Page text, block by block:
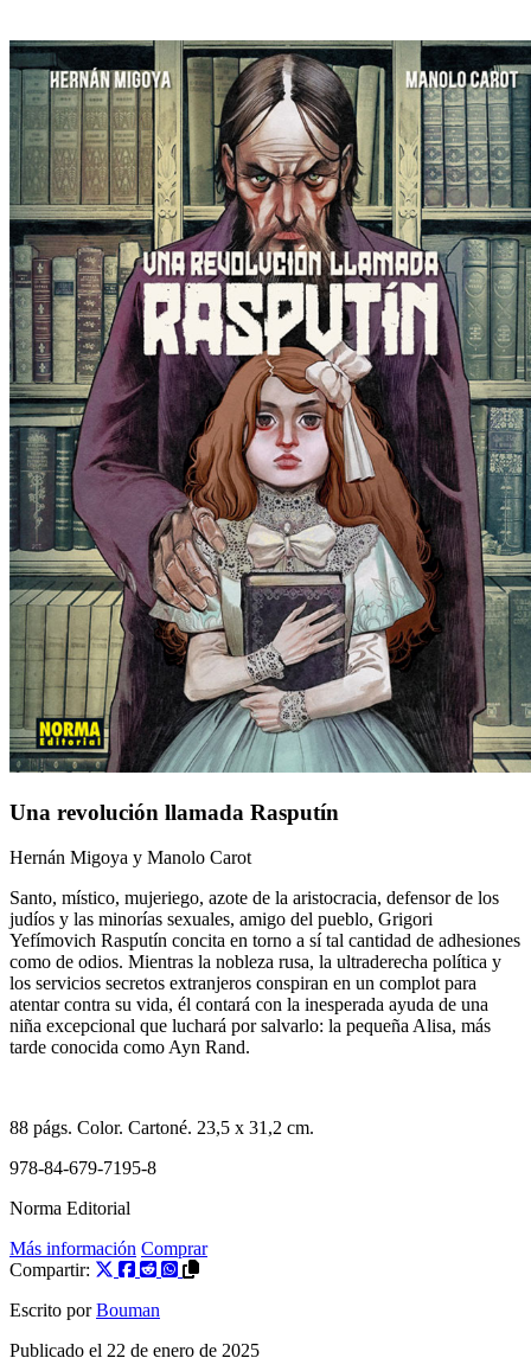
Una revolución llamada Rasputín
Hernán Migoya y Manolo Carot
Santo, místico, mujeriego, azote de la aristocracia, defensor de los
judíos y las minorías sexuales, amigo del pueblo, Grigori
Yefímovich Rasputín concita en torno a sí tal cantidad de adhesiones
como de odios. Mientras la nobleza rusa, la ultraderecha política y
los servicios secretos extranjeros conspiran en un complot para
atentar contra su vida, él contará con la inesperada ayuda de una
niña excepcional que luchará por salvarlo: la pequeña Alisa, más
tarde conocida como Ayn Rand.
88 págs. Color. Cartoné. 23,5 x 31,2 cm.
978-84-679-7195-8
Norma Editorial
Más información Comprar
Compartir:
Escrito por Bouman
Publicado el 22 de enero de 2025